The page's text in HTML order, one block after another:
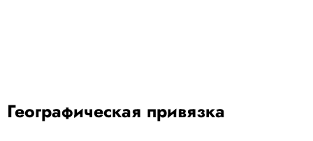
Географическая привязка